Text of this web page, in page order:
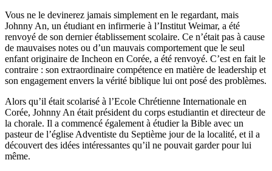
Vous ne le devinerez jamais simplement en le regardant, mais
Johnny An, un étudiant en infirmerie à l’Institut Weimar, a été
renvoyé de son dernier établissement scolaire. Ce n’était pas à cause
de mauvaises notes ou d’un mauvais comportement que le seul
enfant originaire de Incheon en Corée, a été renvoyé. C’est en fait le
contraire : son extraordinaire compétence en matière de leadership et
son engagement envers la vérité biblique lui ont posé des problèmes.
Alors qu’il était scolarisé à l’Ecole Chrétienne Internationale en
Corée, Johnny An était président du corps estudiantin et directeur de
la chorale. Il a commencé également à étudier la Bible avec un
pasteur de l’église Adventiste du Septième jour de la localité, et il a
découvert des idées intéressantes qu’il ne pouvait garder pour lui
même.